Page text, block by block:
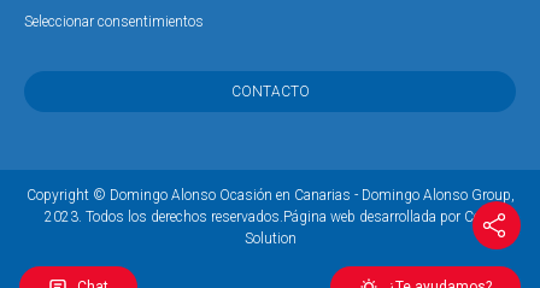
Seleccionar consentimientos
CONTACTO
Copyright © Domingo Alonso Ocasión en Canarias - Domingo Alonso Group,
2023. Todos los derechos reservados.Página web desarrollada por Coco
Solution